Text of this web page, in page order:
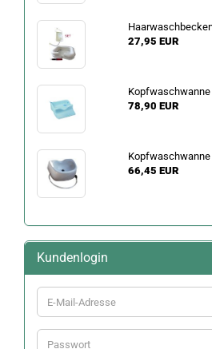
27,95 EUR
Kopfwaschwanne
78,90 EUR
66,45 EUR
Kundenlogin
E-
Mail-
Adresse
Passwort